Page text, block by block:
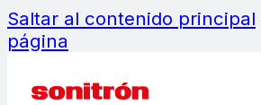
Saltar al contenido principal
página